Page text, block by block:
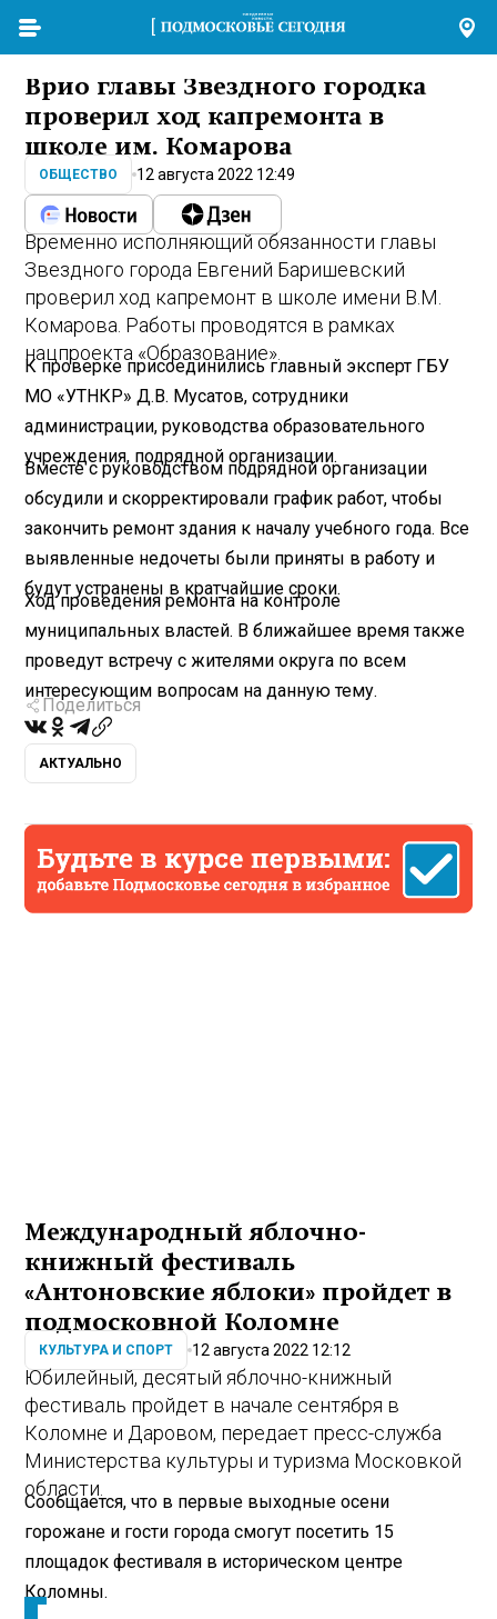
Врио главы Звездного городка
проверил ход капремонта в
школе им. Комарова
ОБЩЕСТВО 12 августа 2022 12:49
Временно исполняющий обязанности главы
Звездного города Евгений Баришевский
проверил ход капремонт в школе имени В.М.
Комарова. Работы проводятся в рамках
нацпроекта «Образование».
К проверке присоединились главный эксперт ГБУ
МО «УТНКР» Д.В. Мусатов, сотрудники
администрации, руководства образовательного
учреждения, подрядной организации.
Вместе с руководством подрядной организации
обсудили и скорректировали график работ, чтобы
закончить ремонт здания к началу учебного года. Все
выявленные недочеты были приняты в работу и
будут устранены в кратчайшие сроки.
Ход проведения ремонта на контроле
муниципальных властей. В ближайшее время также
проведут встречу с жителями округа по всем
интересующим вопросам на данную тему.
Поделиться
АКТУАЛЬНО
Международный яблочно-
книжный фестиваль
«Антоновские яблоки» пройдет в
подмосковной Коломне
КУЛЬТУРА И СПОРТ 12 августа 2022 12:12
Юбилейный, десятый яблочно-книжный
фестиваль пройдет в начале сентября в
Коломне и Даровом, передает пресс-служба
Министерства культуры и туризма Московкой
области.
Сообщается, что в первые выходные осени
горожане и гости города смогут посетить 15
площадок фестиваля в историческом центре
Коломны.